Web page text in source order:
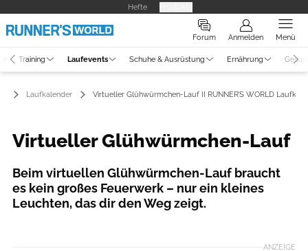
Hefte
Forum Anmelden Menü
Training Laufevents Schuhe & Ausrüstung Ernährung
Laufkalender Virtueller Glühwürmchen-Lauf II RUNNER’S WORLD
Virtueller Glühwürmchen-Lauf
Beim virtuellen Glühwürmchen-Lauf braucht
es kein großes Feuerwerk – nur ein kleines
Leuchten, das dir den Weg zeigt.
ANZEIGE